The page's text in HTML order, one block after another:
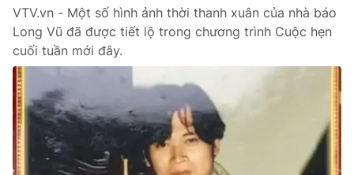
VTV.vn - Một số hình ảnh thời thanh xuân của nhà báo
Long Vũ đã được tiết lộ trong chương trình Cuộc hẹn
cuối tuần mới đây.